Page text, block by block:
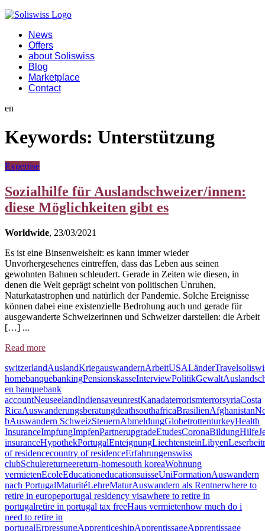
News
Offers
about Soliswiss
Blog
Marketplace
Contact
en
Keywords: Unterstützung
Expertise
Sozialhilfe für Auslandschweizer/innen:
diese Möglichkeiten gibt es
Worldwide, 23/03/2021
Es ist eine Binsenweisheit: es kann immer wieder
Unvorhergesehenes eintreffen, dass das Leben aus seinen
gewohnten Bahnen schleudert. Gerade in Zeiten wie diesen, in
denen die Welt geprägt scheint von politischen Unruhen,
Naturkatastrophen und natürlich der Pandemie. Solche Ereignisse
können dabei eine existenzielle Bedrohung auch und gerade für
ausgewanderte Schweizerinnen und Schweizer darstellen: die Arbeit
[…] ...
Read more
switzerlandAuslandKriegauswandernArbeitUSALänderTravel
homebanquebankingPensionskasseInterviewPolitikGewalt
en banquebank
accountNeuseelandIndiensaveunrestKanadaterrorismterrorsyriaCosta
RicaAuswanderungsberatungdeathsouthafricaBrasilienAfghanistan
bAuswandern SchweizSteuernAbmeldungGlobetrottenturkeyHealth
InsuranceImpfungImpfenPartnerupgradeEtudesCoronaBildungHilfe
insuranceHypothekPortugalEnteignungLiechtensteinLibyen
of residencecountry of residenceErfahrungenswiss
clubSchulereturneereturn-homesouth koreaWohnung
vermietenEcoleEducationeducationsuisseUniFormationAuswandern
nach PortugalMaturitéLehreMaturAuswandern als Rentnerwhere to
retire in europeportugal residency visawhere to retire in
portugalretire in portugal tax freeHaus vermietenhow much do i
need to retire in
portugalErpressungApprenticeshipApprentissageApprentissage